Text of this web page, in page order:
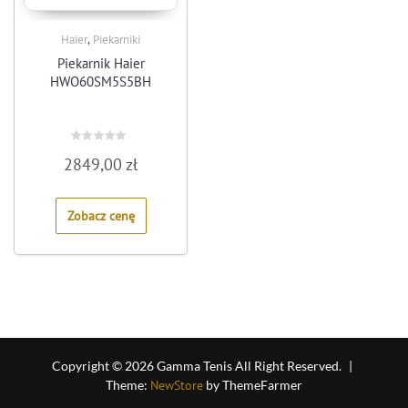
Haier, Piekarniki
Piekarnik Haier
HWO60SM5S5BH
0
out
5
2849,00zł
Zobacz cenę
Copyright © 2026 Gamma Tenis All Right Reserved. |
Theme: NewStore by ThemeFarmer